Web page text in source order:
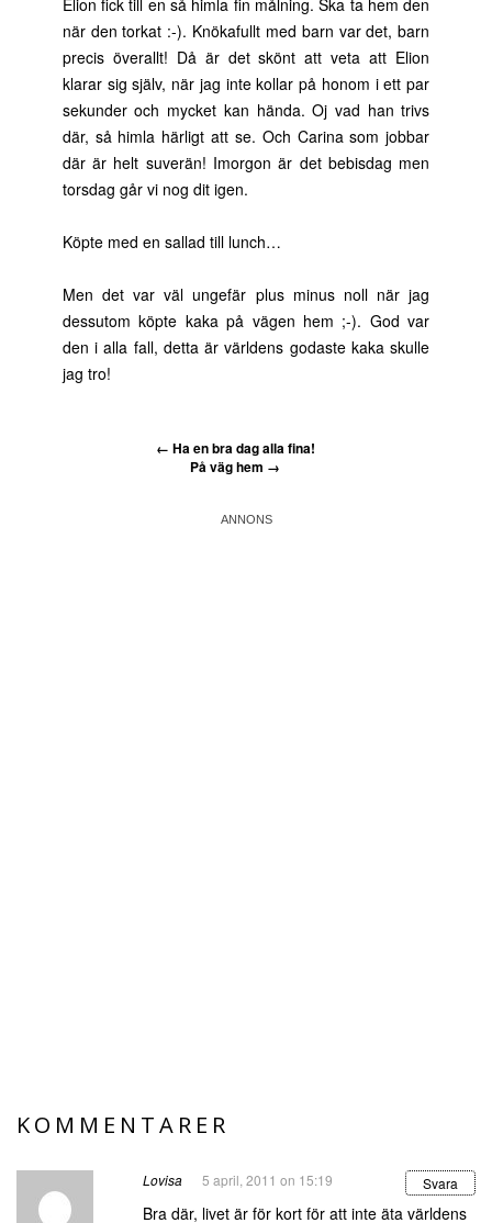
Elion fick till en så himla fin målning. Ska ta hem den
när den torkat :-). Knökafullt med barn var det, barn
precis överallt! Då är det skönt att veta att Elion
klarar sig själv, när jag inte kollar på honom i ett par
sekunder och mycket kan hända. Oj vad han trivs
där, så himla härligt att se. Och Carina som jobbar
där är helt suverän! Imorgon är det bebisdag men
torsdag går vi nog dit igen.
Köpte med en sallad till lunch…
Men det var väl ungefär plus minus noll när jag
dessutom köpte kaka på vägen hem ;-). God var
den i alla fall, detta är världens godaste kaka skulle
jag tro!
← Ha en bra dag alla fina!
På väg hem →
KOMMENTARER
Lovisa 5 april, 2011 on 15:19 Svara
Bra där, livet är för kort för att inte äta världens